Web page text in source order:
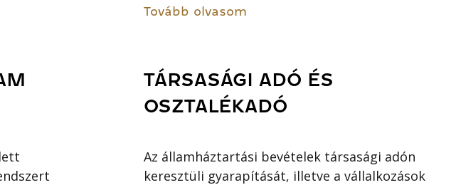
Tovább olvasom
TÁRSASÁGI ADÓ ÉS
OSZTALÉKADÓ
Az államháztartási bevételek társasági adón
keresztüli gyarapítását, illetve a vállalkozások